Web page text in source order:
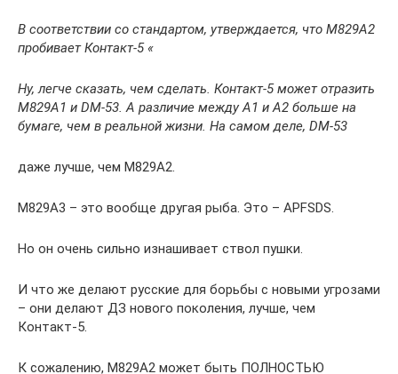
В соответствии со стандартом, утверждается, что M829A2
пробивает Контакт-5 «
Ну, легче сказать, чем сделать. Контакт-5 может отразить
M829A1 и DM-53. А различие между А1 и А2 больше на
бумаге, чем в реальной жизни. На самом деле, DM-53
даже лучше, чем M829A2.
M829A3 – это вообще другая рыба. Это – APFSDS.
Но он очень сильно изнашивает ствол пушки.
И что же делают русские для борьбы с новыми угрозами
– они делают ДЗ нового поколения, лучше, чем
Контакт-5.
К сожалению, М829А2 может быть ПОЛНОСТЬЮ